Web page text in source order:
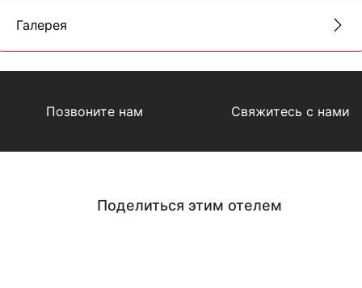
Галерея
Позвоните нам Свяжитесь с нами
Поделиться этим отелем